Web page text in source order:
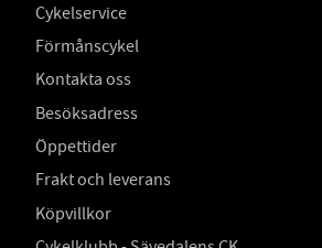
Cykelservice
Förmånscykel
Kontakta oss
Besöksadress
Öppettider
Frakt och leverans
Köpvillkor